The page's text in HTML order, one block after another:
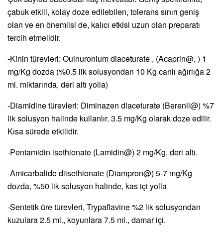
çabuk etkili, kolay doze edilebilen, tolerans sınırı geniş
olan ve en önemlisi de, kalıcı etkisi uzun olan preparatı
tercih etmelidir.
-Kinin türevleri: Ouinuronium diaceturate , (Acaprin@, ) 1
mg/Kg dozda (%0.5 lik solusyondan 10 Kg canlı ağırlığa 2
ml. miktarında, deri altı yolla)
-Diamidine türevleri: Diminazen diaceturate (Berenil@) %7
lik solusyon halinde kullanlır. 3.5 mg/Kg olarak doze edilir.
Kısa sürede etkilidir.
-Pentamidin isethionate (Lamidin@) 2 mg/Kg, deri altı.
-Amicarbalide diisethionate (Diampron@) 5-7 mg/Kg
dozda, %50 lik solusyon halinde, kas içi yolla
-Sentetik üre türevleri, Trypaflavine %2 lik solusyondan
kuzulara 2.5 ml., koyunlara 7.5 ml., damar içi.